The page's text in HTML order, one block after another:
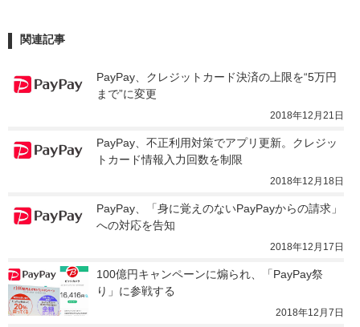
関連記事
PayPay、クレジットカード決済の上限を“5万円
まで”に変更
2018年12月21日
PayPay、不正利用対策でアプリ更新。クレジッ
トカード情報入力回数を制限
2018年12月18日
PayPay、「身に覚えのないPayPayからの請求」
への対応を告知
2018年12月17日
100億円キャンペーンに煽られ、「PayPay祭
り」に参戦する
2018年12月7日